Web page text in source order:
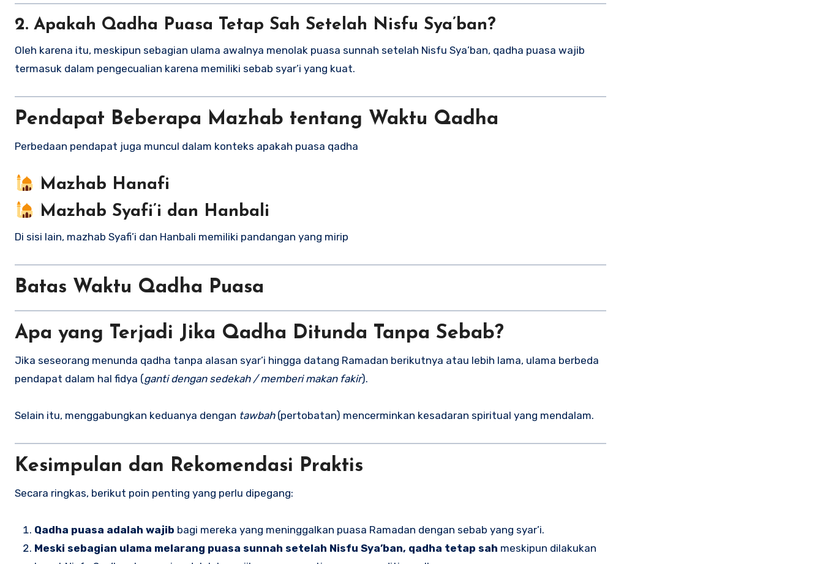
2. Apakah Qadha Puasa Tetap Sah Setelah Nisfu Sya’ban?
Oleh karena itu, meskipun sebagian ulama awalnya menolak puasa sunnah setelah Nisfu Sya’ban, qadha puasa wajib
termasuk dalam pengecualian karena memiliki sebab syar’i yang kuat.
Pendapat Beberapa Mazhab tentang Waktu Qadha
Perbedaan pendapat juga muncul dalam konteks apakah puasa qadha
Mazhab Hanafi
Mazhab Syafi’i dan Hanbali
Di sisi lain, mazhab Syafi’i dan Hanbali memiliki pandangan yang mirip
Batas Waktu Qadha Puasa
Apa yang Terjadi Jika Qadha Ditunda Tanpa Sebab?
Jika seseorang menunda qadha tanpa alasan syar’i hingga datang Ramadan berikutnya atau lebih lama, ulama berbeda
pendapat dalam hal fidya (ganti dengan sedekah / memberi makan fakir).
Selain itu, menggabungkan keduanya dengan tawbah(pertobatan) mencerminkan kesadaran spiritual yang mendalam.
Kesimpulan dan Rekomendasi Praktis
Secara ringkas, berikut poin penting yang perlu dipegang:
Qadha puasa adalah wajib bagi mereka yang meninggalkan puasa Ramadan dengan sebab yang syar’i.
Meski sebagian ulama melarang puasa sunnah setelah Nisfu Sya’ban, qadha tetap sah meskipun dilakukan